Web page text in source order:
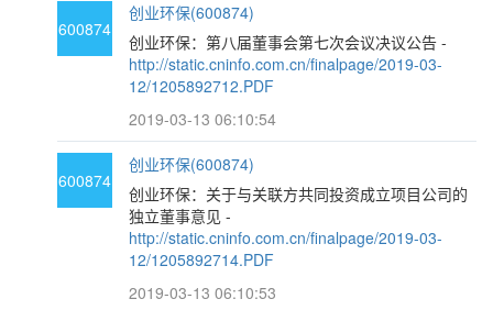
600874
创业环保(600874)
创业环保：第八届董事会第七次会议决议公告 -
http://static.cninfo.com.cn/finalpage/2019-03-
12/1205892712.PDF
2019-03-13 06:10:54
600874
创业环保(600874)
创业环保：关于与关联方共同投资成立项目公司的
独立董事意见 -
http://static.cninfo.com.cn/finalpage/2019-03-
12/1205892714.PDF
2019-03-13 06:10:53